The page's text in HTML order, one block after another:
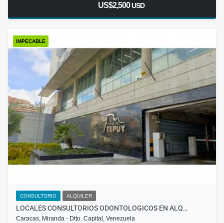
US$2,500USD
IMPECABLE
CONSULTORIO ALQUILER
LOCALES CONSULTORIOS ODONTOLOGICOS EN ALQ…
Caracas, Miranda - Dtto. Capital, Venezuela